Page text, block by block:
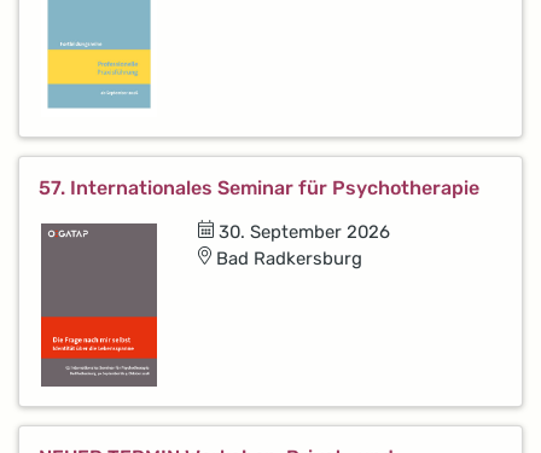
57. Internationales Seminar für Psychotherapie
30. September 2026
Bad Radkersburg